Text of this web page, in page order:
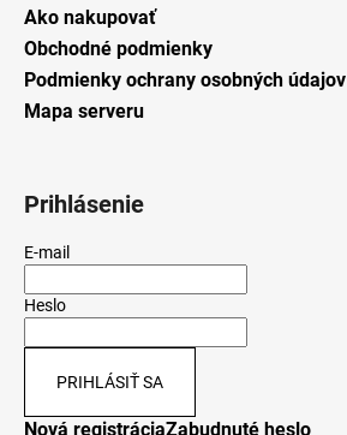
Ako nakupovať
Obchodné podmienky
Podmienky ochrany osobných údajov
Mapa serveru
Prihlásenie
E-mail
Heslo
PRIHLÁSIŤ SA
Nová registráciaZabudnuté heslo